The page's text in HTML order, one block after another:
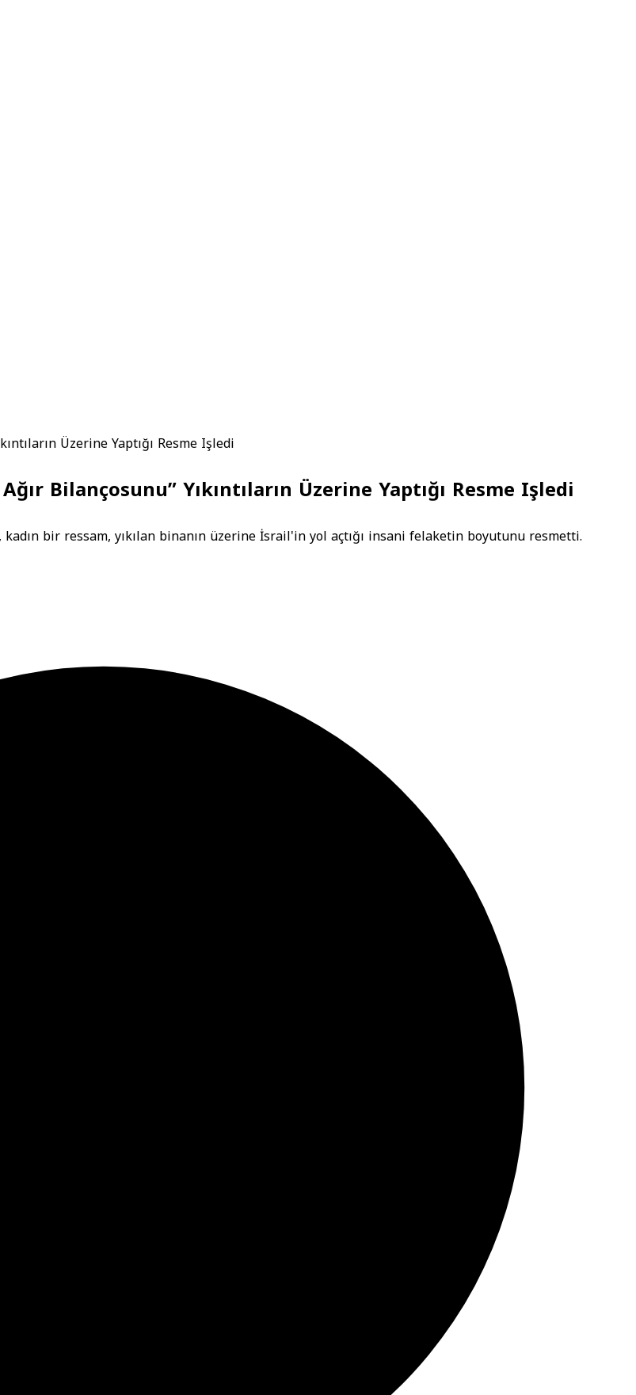
Üzerine Yaptığı Resme Işledi
Bilançosunu” Yıkıntıların Üzerine Yaptığı Resme Işledi
bir ressam, yıkılan binanın üzerine İsrail'in yol açtığı insani felaketin boyutunu resmetti.